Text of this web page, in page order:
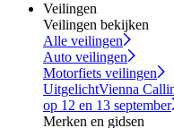
Veilingen
Veilingen bekijken
Alle veilingen
Auto veilingen
Motorfiets veilingen
UitgelichtVienna
op 12 en 13 september
Merken en gidsen